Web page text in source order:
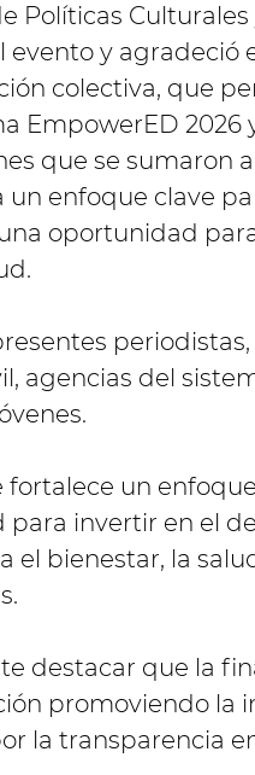
Políticas
evento y agradeció
colectiva, que
EmpowerED 2026
que se sumaron
enfoque clave
oportunidad
agencias del
fortalece un
invertir en el
el bienestar, la
destacar que la
promoviendo la
la transparencia